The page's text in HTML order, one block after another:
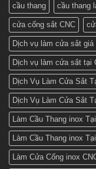
tốt
nhất
Cơ
khí
Huỳnh
Tuấn
Phát
cầu thang cầu thang
cửa cổng sắt CNC
Dịch vụ làm cửa sắt giá
Dịch vụ làm cửa sắt tại
Dịch Vụ Làm Cửa Sắt
Dịch Vụ Làm Cửa Sắt
Làm Cầu Thang inox
Làm Cầu Thang inox
Làm Cửa Cổng inox